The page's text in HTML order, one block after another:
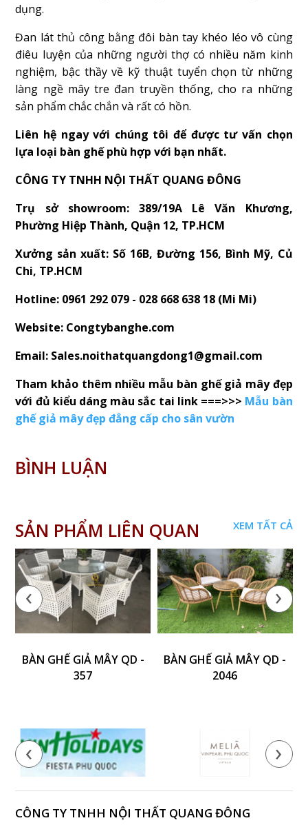
dụng.
Đan lát thủ công bằng đôi bàn tay khéo léo vô cùng
điêu luyện của những người thợ có nhiều năm kinh
nghiệm, bậc thầy về kỹ thuật tuyển chọn từ những
làng ngề mây tre đan truyền thống, cho ra những
sản phẩm chắc chắn và rất có hồn.
Liên hệ ngay với chúng tôi để được tư vấn chọn
lựa loại bàn ghế phù hợp với bạn nhất.
CÔNG TY TNHH NỘI THẤT QUANG ĐÔNG
Trụ sở showroom: 389/19A Lê Văn Khương,
Phường Hiệp Thành, Quận 12, TP.HCM
Xưởng sản xuất: Số 16B, Đường 156, Bình Mỹ, Củ
Chi, TP.HCM
Hotline: 0961 292 079 - 028 668 638 18 (Mi Mi)
Website: Congtybanghe.com
Email: Sales.noithatquangdong1@gmail.com
Tham khảo thêm nhiều mẫu bàn ghế giả mây đẹp
với đủ kiểu dáng màu sắc tai link ===>>> Mẫu bàn
ghế giả mây đẹp đẳng cấp cho sân vườn
BÌNH LUẬN
SẢN PHẨM LIÊN QUAN XEM TẤT CẢ
BÀN GHẾ GIẢ MÂY QD -
357
BÀN GHẾ GIẢ MÂY QD -
2046
‹ ›
‹ ›
CÔNG TY TNHH NỘI THẤT QUANG ĐÔNG